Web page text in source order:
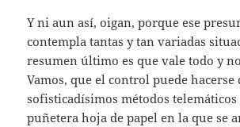
Y ni aun así, oigan, porque ese
contempla tantas y tan variadas
resumen último es que vale todo y
Vamos, que el control puede hacerse
sofisticadísimos métodos
puñetera hoja de papel en la que se